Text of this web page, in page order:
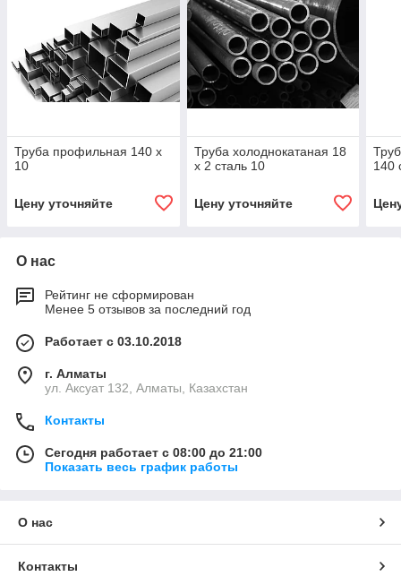
Труба профильная 140 х
10
Цену уточняйте
Труба холоднокатаная 18
х 2 сталь 10
Цену уточняйте
140
О нас
Рейтинг не сформирован
Менее 5 отзывов за последний год
Работает с 03.10.2018
г. Алматы
ул. Аксуат 132, Алматы, Казахстан
Контакты
Сегодня работает с 08:00 до 21:00
Показать весь график работы
О нас
Контакты